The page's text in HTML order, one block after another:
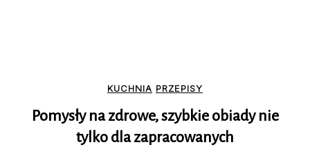
KUCHNIA PRZEPISY
Pomysły na zdrowe, szybkie obiady nie
tylko dla zapracowanych